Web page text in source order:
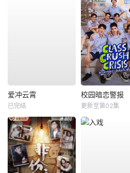
爱冲云霄
已完结
校园暗恋警报
更新至第02集